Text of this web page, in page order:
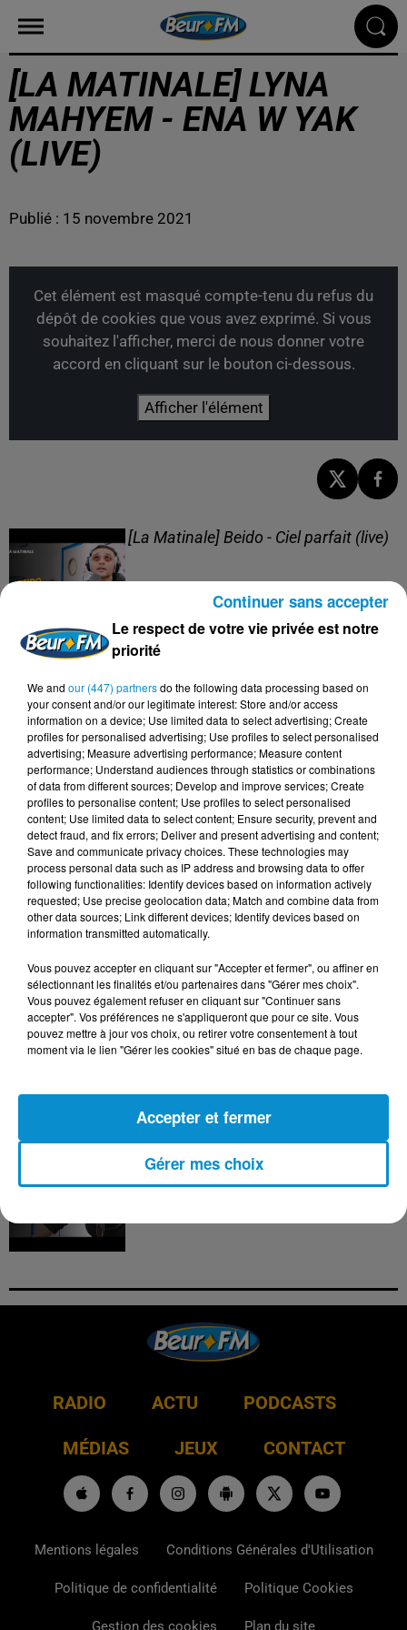
[LA MATINALE] LYNA
MAHYEM - ENA W YAK
(LIVE)
Publié : 15 novembre 2021
Cet élément est masqué compte-tenu du refus du
dépôt de cookies que vous avez exprimé. Si vous
souhaitez l'afficher, merci de nous donner votre
accord en cliquant sur le bouton ci-dessous.
Afficher l'élément
[La Matinale] Beido - Ciel parfait (live)
[La Matinale] Beido, un nouveau projet
[Happy Beur] Cheb Momo - Oxygène
(live)
[Happy Beur] Cheb Momo - Ndamt 3lik
(live)
[Happy Beur] Cheb Momo, figure
emblématique de la nouvelle scène
[La Matinale] Jamila Zeghoudi,
journaliste : "j’ai toujours...
RADIO ACTU PODCASTS
MÉDIAS JEUX CONTACT
Mentions légales Conditions Générales d'Utilisation
Politique de confidentialité Politique Cookies
Gestion des cookies Plan du site
Le respect de votre vie privée est notre
priorité
We and our (447) partnersdo the following data processing based on
your consent and/or our legitimate interest: Store and/or access
information on a device; Use limited data to select advertising; Create
profiles for personalised advertising; Use profiles to select personalised
advertising; Measure advertising performance; Measure content
performance; Understand audiences through statistics or combinations
of data from different sources; Develop and improve services; Create
profiles to personalise content; Use profiles to select personalised
content; Use limited data to select content; Ensure security, prevent and
detect fraud, and fix errors; Deliver and present advertising and content;
Save and communicate privacy choices. These technologies may
process personal data such as IP address and browsing data to offer
following functionalities: Identify devices based on information actively
requested; Use precise geolocation data; Match and combine data from
other data sources; Link different devices; Identify devices based on
information transmitted automatically.
Vous pouvez accepter en cliquant sur "Accepter et fermer", ou affiner en
sélectionnant les finalités et/ou partenaires dans "Gérer mes choix".
Vous pouvez également refuser en cliquant sur "Continuer sans
accepter". Vos préférences ne s'appliqueront que pour ce site. Vous
pouvez mettre à jour vos choix, ou retirer votre consentement à tout
moment via le lien "Gérer les cookies" situé en bas de chaque page.
Gérer mes choix
Accepter et fermer
Continuer sans accepter